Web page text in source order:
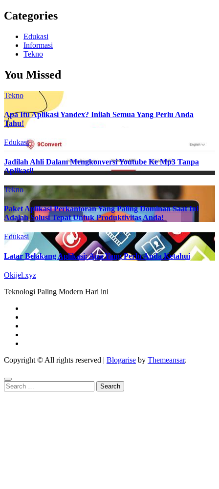
Categories
Edukasi
Informasi
Tekno
You Missed
Tekno
Apa Itu Aplikasi Yandex? Inilah Semua Yang Perlu Anda
Tahu!
Edukasi
Jadilah Ahli Dalam Mengkonversi Youtube Ke Mp3 Tanpa
Aplikasi!
Tekno
Paket Aplikasi Perkantoran Yang Paling Dominan Saat Ini
Adalah Solusi Tepat Untuk Produktivitas Anda!
Edukasi
Latar Belakang Aplikasi: Apa Yang Perlu Anda Ketahui
Okijel.xyz
Teknologi Paling Modern Hari ini
Copyright © All rights reserved | Blogarise by Themeansar.
Search
for: